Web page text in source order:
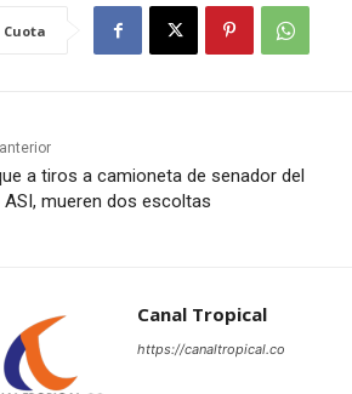
Cuota
a tiros a camioneta de senador del
ASI, mueren dos escoltas
Canal Tropical
https://canaltropical.co